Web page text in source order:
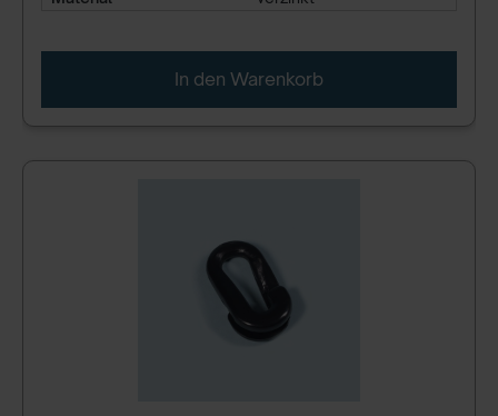
In den Warenkorb